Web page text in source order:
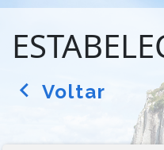
arrow_back_ios Voltar